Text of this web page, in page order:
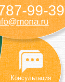
99-39
Консультация